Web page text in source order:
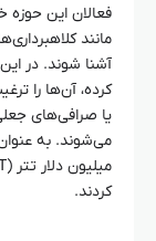
فعالان این حوزه
آشنا شوند. در این
کرده، آن‌ها را
یا صرافی‌های
کردند.